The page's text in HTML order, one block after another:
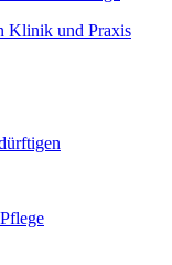
Klinik und Praxis